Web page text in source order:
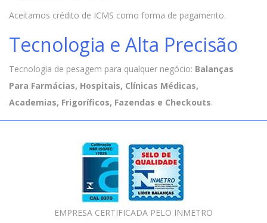
Aceitamos crédito de ICMS como forma de pagamento.
Tecnologia e Alta Precisão
Tecnologia de pesagem para qualquer negócio: Balanças
Para Farmácias, Hospitais, Clínicas Médicas,
Academias, Frigoríficos, Fazendas e Checkouts.
EMPRESA CERTIFICADA PELO INMETRO